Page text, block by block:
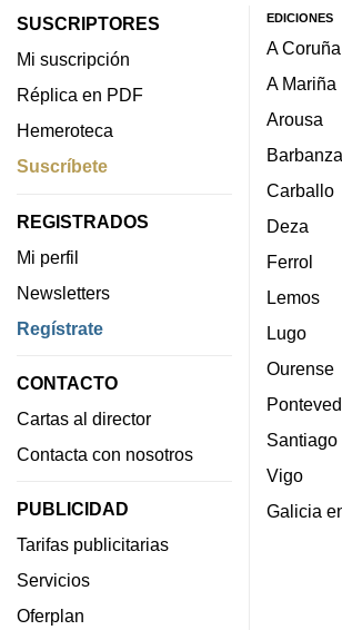
SUSCRIPTORES
Mi suscripción
Réplica en PDF
Hemeroteca
Suscríbete
REGISTRADOS
Mi perfil
Newsletters
Regístrate
CONTACTO
Cartas al director
Contacta con nosotros
PUBLICIDAD
Tarifas publicitarias
Servicios
Oferplan
EDICIONES
A Coruña
A Mariña
Arousa
Barbanza
Carballo
Deza
Ferrol
Lemos
Lugo
Ourense
Santiago
Vigo
Galicia